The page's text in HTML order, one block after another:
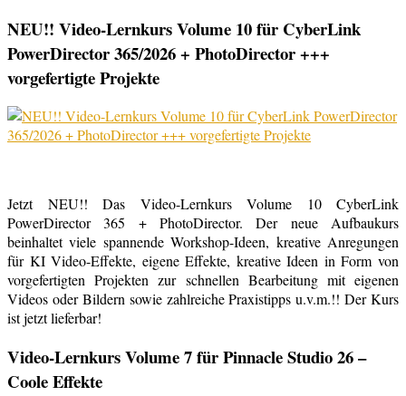
NEU!! Video-Lernkurs Volume 10 für CyberLink
PowerDirector 365/2026 + PhotoDirector +++
vorgefertigte Projekte
Jetzt NEU!! Das Video-Lernkurs Volume 10 CyberLink
PowerDirector 365 + PhotoDirector. Der neue Aufbaukurs
beinhaltet viele spannende Workshop-Ideen, kreative Anregungen
für KI Video-Effekte, eigene Effekte, kreative Ideen in Form von
vorgefertigten Projekten zur schnellen Bearbeitung mit eigenen
Videos oder Bildern sowie zahlreiche Praxistipps u.v.m.!! Der Kurs
ist jetzt lieferbar!
Video-Lernkurs Volume 7 für Pinnacle Studio 26 –
Coole Effekte